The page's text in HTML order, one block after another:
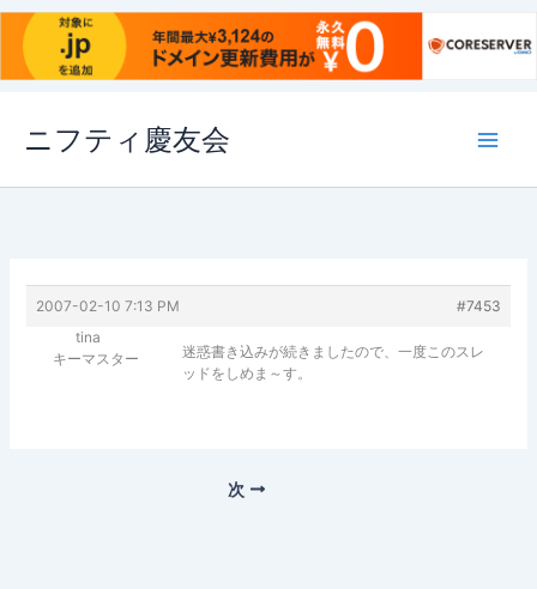
ス
ニフティ慶友会
2007-02-10 7:13 PM
#7453
tina
キーマスター
迷惑書き込みが続きましたので、一度このスレ
ッドをしめま～す。
次